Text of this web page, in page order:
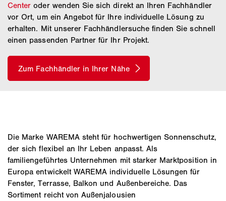
Center oder wenden Sie sich direkt an Ihren Fachhändler
vor Ort, um ein Angebot für Ihre individuelle Lösung zu
erhalten. Mit unserer Fachhändlersuche finden Sie schnell
einen passenden Partner für Ihr Projekt.
Die Marke WAREMA steht für hochwertigen Sonnenschutz,
der sich flexibel an Ihr Leben anpasst. Als
familiengeführtes Unternehmen mit starker Marktposition in
Europa entwickelt WAREMA individuelle Lösungen für
Fenster, Terrasse, Balkon und Außenbereiche. Das
Sortiment reicht von Außenjalousien